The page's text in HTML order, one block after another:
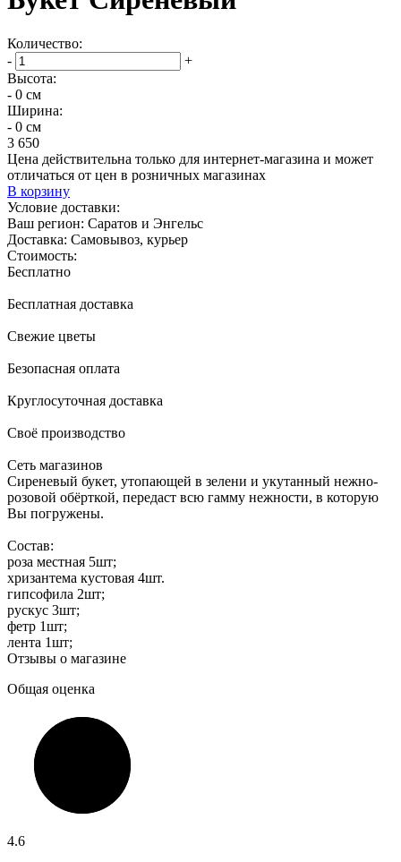
Количество:
-
+
Высота:
- 0 см
Ширина:
- 0 см
3 650
Цена действительна только для интернет-магазина и может
отличаться от цен в розничных магазинах
В корзину
Условие доставки:
Ваш регион: Саратов и Энгельс
Доставка: Самовывоз, курьер
Стоимость:
Бесплатно
Бесплатная доставка
Свежие цветы
Безопасная оплата
Круглосуточная доставка
Своё производство
Сеть магазинов
Сиреневый букет, утопающей в зелени и укутанный нежно-
розовой обёрткой, передаст всю гамму нежности, в которую
Вы погружены.
Состав:
роза местная 5шт;
хризантема кустовая 4шт.
гипсофила 2шт;
рускус 3шт;
фетр 1шт;
лента 1шт;
Отзывы о магазине
Общая оценка
4.6